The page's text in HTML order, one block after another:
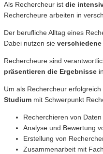
Als Rechercheur ist die
Rechercheure arbeiten in
Der berufliche Alltag eines
Dabei nutzen sie
Rechercheure sind
präsentieren die Ergebnisse
Um als Rechercheur
Studium mit Schwerpunkt
Recherchieren von
Analyse und Bewertung
Erstellung von
Zusammenarbeit mit